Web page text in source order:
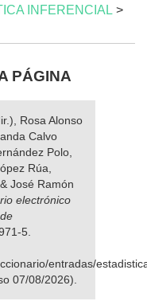
INFERENCIAL >
PÁGINA
Rosa Alonso
Calvo
Polo,
Rúa,
José Ramón
electrónico
5.
entradas/
07/08/2026).